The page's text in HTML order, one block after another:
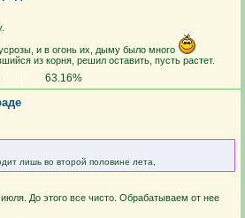
и в огонь их, дыму было много
из корня, решил оставить, пусть растет.
63.16%
лишь во второй половине лета,
До этого все чисто. Обрабатываем от нее